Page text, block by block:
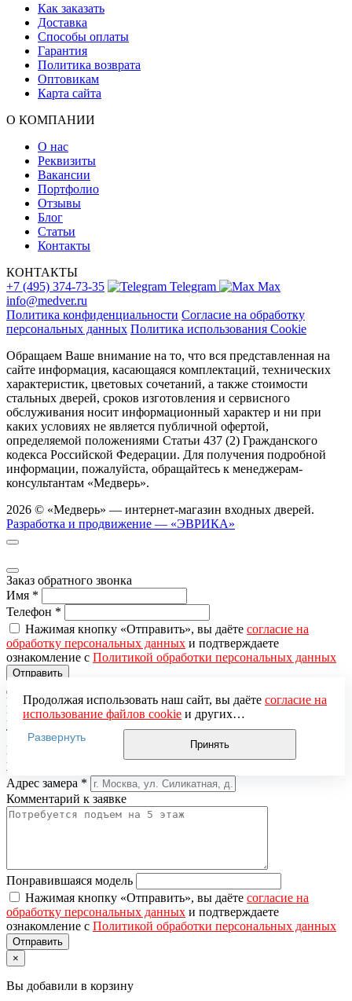
Как заказать
Доставка
Способы оплаты
Гарантия
Политика возврата
Оптовикам
Карта сайта
О КОМПАНИИ
О нас
Реквизиты
Вакансии
Портфолио
Отзывы
Блог
Статьи
Контакты
КОНТАКТЫ
+7 (495) 374-73-35
Telegram
Max
info@medver.ru
Политика конфиденциальности Согласие на обработку
персональных данных Политика использования Cookie
Обращаем Ваше внимание на то, что вся представленная на
сайте информация, касающаяся комплектаций, технических
характеристик, цветовых сочетаний, а также стоимости
стальных дверей, сроков изготовления и сервисного
обслуживания носит информационный характер и ни при
каких условиях не является публичной офертой,
определяемой положениями Статьи 437 (2) Гражданского
кодекса Российской Федерации. Для получения подробной
информации, пожалуйста, обращайтесь к менеджерам-
консультантам «Медверь».
2026 © «Медверь» — интернет-магазин входных дверей.
Разработка и продвижение — «ЭВРИКА»
Заказ обратного звонка
Имя *
Телефон *
Нажимая кнопку «Отправить», вы даёте согласие на
обработку персональных данных и подтверждаете
ознакомление с Политикой обработки персональных данных
Вызов замерщика
Имя*
Телефон*
E-mail
Желаемая дата замера
Адрес замера *
Комментарий к заявке
Понравившаяся модель
Нажимая кнопку «Отправить», вы даёте согласие на
обработку персональных данных и подтверждаете
ознакомление с Политикой обработки персональных данных
Продолжая использовать наш сайт, вы даёте согласие на
использование файлов cookieи других
пользовательских данных (включая IP-адрес, сведения о
местоположении, устройстве, действиях на сайте и т. п.)
для функционирования сайта, проведения
использования систем аналитики (например,
Яндекс.Метрика), в соответствии с нашей
обработки персональных данных.
Развернуть
Принять
×
Вы добавили в корзину